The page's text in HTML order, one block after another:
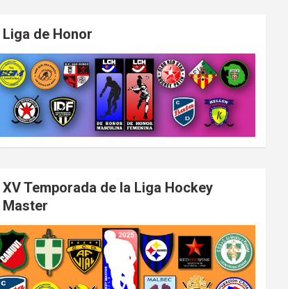
Liga de Honor
XV Temporada de la Liga Hockey
Master